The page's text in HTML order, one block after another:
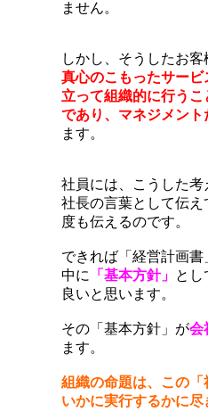
ません。
しかし、そうしたお客
真心のこもったサー
立って組織的に行う
であり、マネジメント
ます。
社員には、こうした考
社長の言葉として伝
度も伝えるのです。
できれば「経営計画
中に
「基本方針」 とし
良いと思います。
その「基本方針」が会
ます。
組織の命題は、この
いかに実行するかに尽